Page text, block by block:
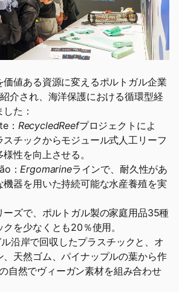
価値ある資源に変えるポルトガル企業
介され、海洋保護における循環型経
た：
： RecycledReefプロジェクトによ
スチックからモジュール式人工リーフ
性を向上させる。
： Ergomarineラインで、耐久性があ
機器を用いた持続可能な水産養殖を実
ーズで、ポルトガル製の家庭用品35種
を少なくとも20％使用。
沿岸で回収したプラスチックと、オ
、天然ゴム、パイナップルの葉から作
自然でヴィーガン素材を組み合わせ